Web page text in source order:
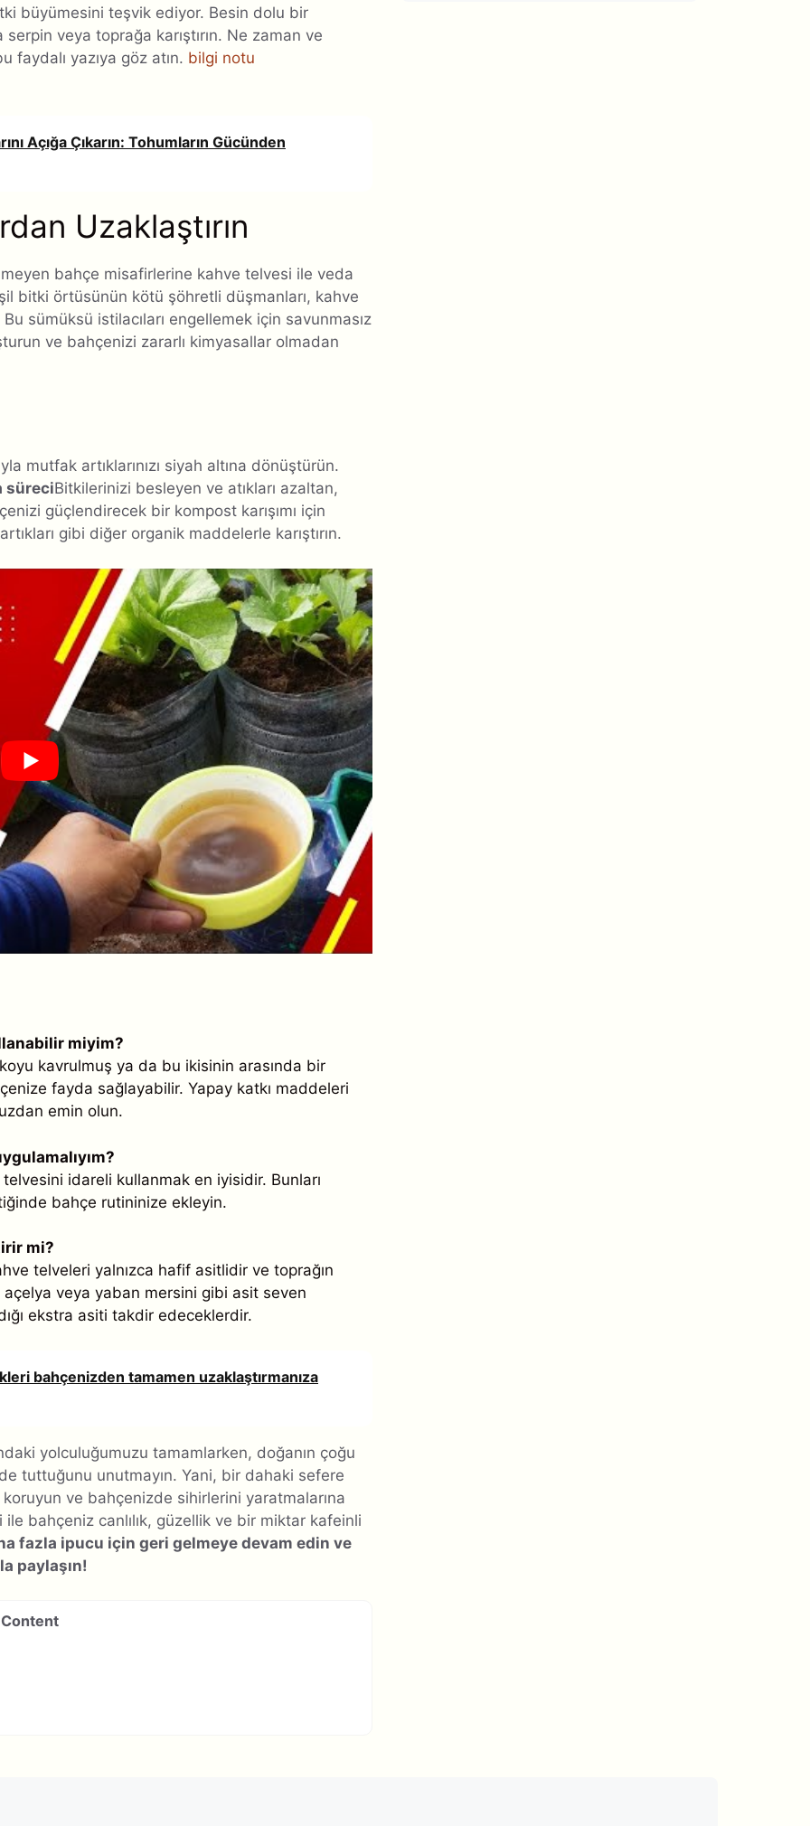
büyümesini teşvik ediyor. Besin dolu bir
veya toprağa karıştırın. Ne zaman ve
faydalı yazıya göz atın. bilgi notu
Açığa Çıkarın: Tohumların Gücünden
Uzaklaştırın
bahçe misafirlerine kahve telvesi ile veda
bitki örtüsünün kötü şöhretli düşmanları, kahve
sümüksü istilacıları engellemek için savunmasız
ve bahçenizi zararlı kimyasallar olmadan
mutfak artıklarınızı siyah altına dönüştürün.
süreciBitkilerinizi besleyen ve atıkları azaltan,
güçlendirecek bir kompost karışımı için
gibi diğer organik maddelerle karıştırın.
miyim?
kavrulmuş ya da bu ikisinin arasında bir
fayda sağlayabilir. Yapay katkı maddeleri
emin olun.
idareli kullanmak en iyisidir. Bunları
bahçe rutininize ekleyin.
mi?
telveleri yalnızca hafif asitlidir ve toprağın
açelya veya yaban mersini gibi asit seven
ekstra asiti takdir edeceklerdir.
bahçenizden tamamen uzaklaştırmanıza
yolculuğumuzu tamamlarken, doğanın çoğu
tuttuğunu unutmayın. Yani, bir dahaki sefere
koruyun ve bahçenizde sihirlerini yaratmalarına
bahçeniz canlılık, güzellik ve bir miktar kafeinli
fazla ipucu için geri gelmeye devam edin ve
paylaşın!
Content